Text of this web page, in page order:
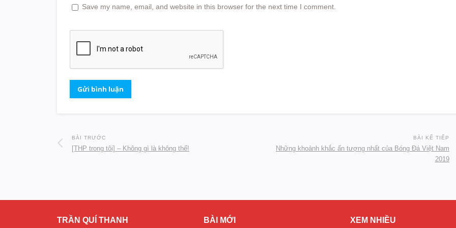
Save my name, email, and website in this browser for the next time I comment.
BÀI TRƯỚC
[THP trong tôi] – Không gì là không thể!
BÀI KẾ TIẾP
Những khoảnh khắc ấn tượng nhất của Bóng Đá Việt Nam
2019
TRẦN QUÍ THANH BÀI MỚI XEM NHIỀU